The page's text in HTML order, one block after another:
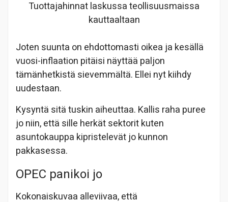
Tuottajahinnat laskussa teollisuusmaissa
kauttaaltaan
Joten suunta on ehdottomasti oikea ja kesällä
vuosi-inflaation pitäisi näyttää paljon
tämänhetkistä sievemmältä. Ellei nyt kiihdy
uudestaan.
Kysyntä sitä tuskin aiheuttaa. Kallis raha puree
jo niin, että sille herkät sektorit kuten
asuntokauppa kipristelevät jo kunnon
pakkasessa.
OPEC panikoi jo
Kokonaiskuvaa alleviivaa, että